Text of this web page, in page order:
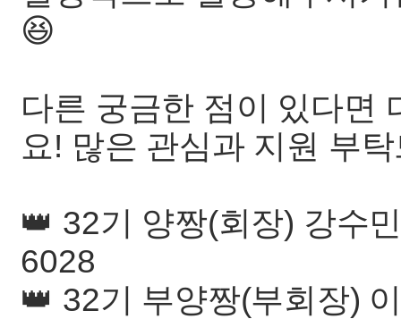
😆
다른 궁금한 점이 있다면
요! 많은 관심과 지원 부
👑 32기 양짱(회장) 강수
6028
👑 32기 부양짱(부회장)